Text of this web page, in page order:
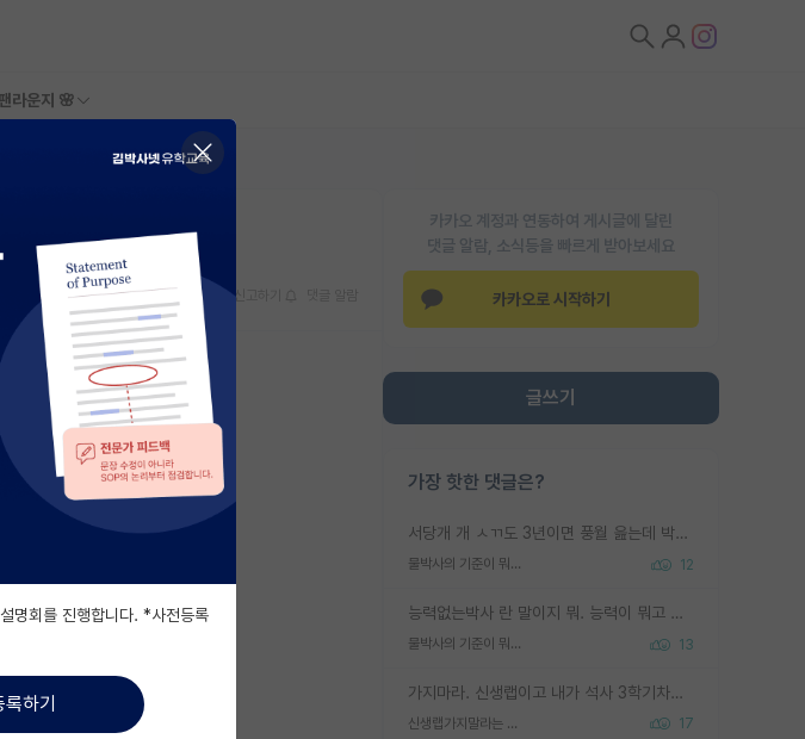
라운지 🌸
카카오 계정과 연동하여 게시글에 달린
댓글 알람, 소식등을 빠르게 받아보세요
카카오로 시작하기
글쓰기
가장 핫한 댓글은?
서당개 개 ㅅㄲ도 3년이면 풍월 읊는데 박사 5년 이상 대리고 있으면서 물된건 교수 탓 맞는ㄱ게 거기가 서당이 아니란 소리임
물박사의 기준이 뭐임? 12
능력없는박사 란 말이지 뭐. 능력이 뭐고 능력이 있다는게 뭔지는 사람마다 기준이 다르니까 얘기해봐야 서로 자기 기준만 얘기해서 논쟁이 끝이 안나고. 주위에서 능력있고 야심있는 신입생이 교수가 유의미한 피드백을 아예 안주면서 제대로된 과제에 참여해볼 기회도 제공하지 않고 잡일 뺑뺑이만 돌려서 맨날 단순작업만 하면서 밤새다가 눈빛이 점점 죽어가는걸 본 사람은 물박사는 교수탓이라고 하고, 교수는 이것저것 알려도 주고 기회도 주고 사수 동기 붙여주면서 어떻게든 끌고가려고 하는데 본인이 매일 뺀질거리면서 출근 하는둥마는둥 하다가 기껏 와서도 폰이나 쳐다보다가 실험 망치고 저녁약속있어서 먼저 가볼게요~ 하는걸 본 사람은 물박사는 본인탓이라고 함.
물박사의 기준이 뭐임? 13
가지마라. 신생랩이고 내가 석사 3학기차인데 최고참인데 나도 아무것도 모르는데 교수가 후배들 왜 논문 교육 안시키냐. 논문 왜 안 써오냐 닦달한다
신생랩가지말라는 이유가 있었구나 17
스크랩 신고하기
명회를 진행합니다. *사전등록
록하기